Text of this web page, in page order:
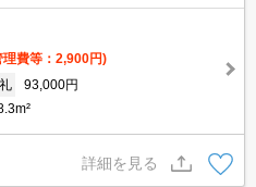
理費等：2,900円)
礼
93,000円
詳細を見る